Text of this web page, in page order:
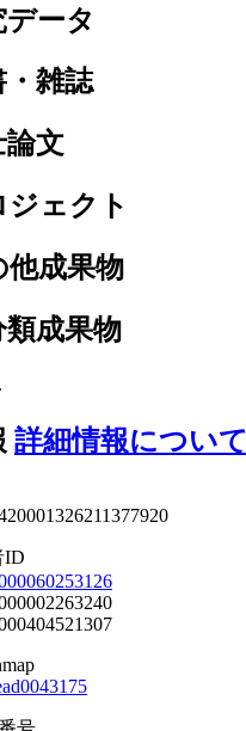
データ
・雑誌
論文
ジェクト
他成果物
類成果物
詳細情報について
ID